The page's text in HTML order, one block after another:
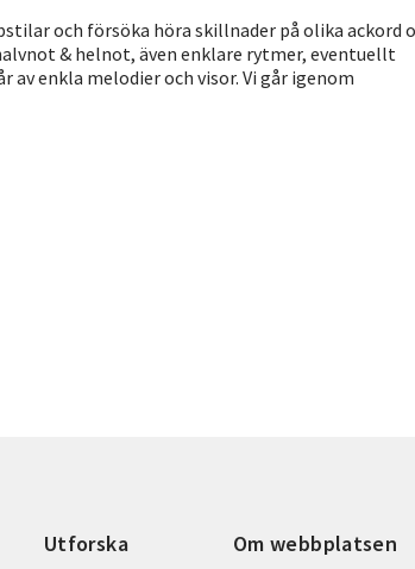
och försöka höra skillnader på olika ackord
& helnot, även enklare rytmer, eventuellt
enkla melodier och visor. Vi går igenom
Utforska Om webbplatsen